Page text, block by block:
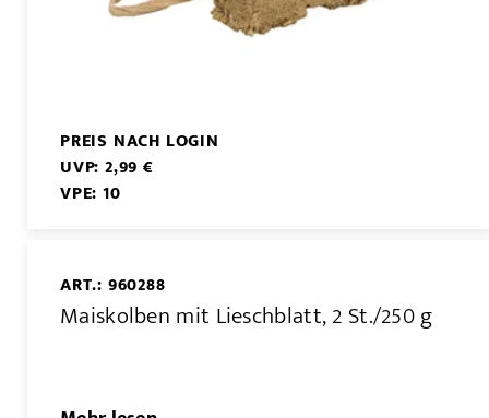
PREIS NACH LOGIN
UVP: 2,99 €
VPE: 10
ART.: 960288
Maiskolben mit Lieschblatt, 2 St./250 g